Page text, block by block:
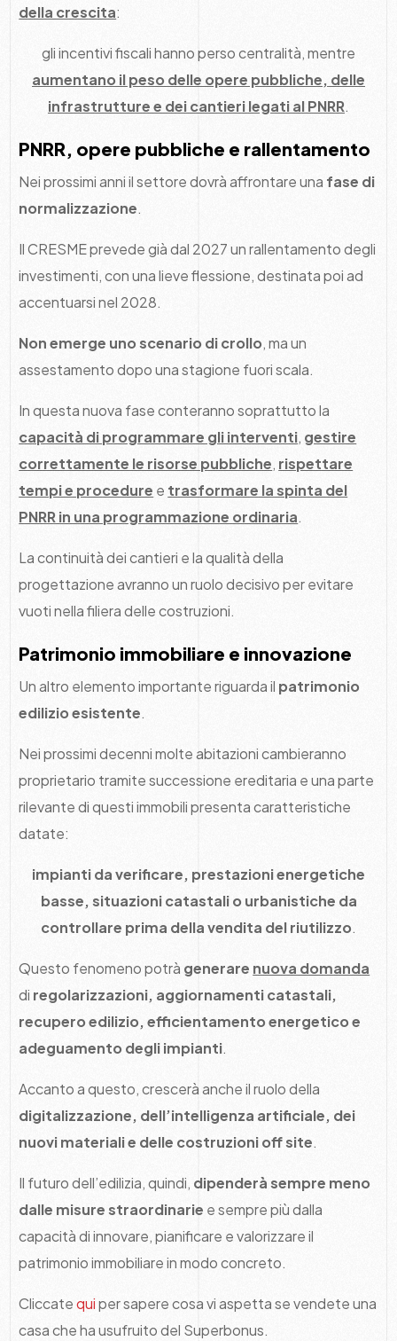
della crescita:
gli incentivi fiscali hanno perso centralità, mentre
aumentano il peso delle opere pubbliche, delle
infrastrutture e dei cantieri legati al PNRR.
PNRR, opere pubbliche e rallentamento
Nei prossimi anni il settore dovrà affrontare una fase di
normalizzazione.
Il CRESME prevede già dal 2027 un rallentamento degli
investimenti, con una lieve flessione, destinata poi ad
accentuarsi nel 2028.
Non emerge uno scenario di crollo, ma un
assestamento dopo una stagione fuori scala.
In questa nuova fase conteranno soprattutto la
capacità di programmare gli interventi, gestire
correttamente le risorse pubbliche, rispettare
tempi e procedure e trasformare la spinta del
PNRR in una programmazione ordinaria.
La continuità dei cantieri e la qualità della
progettazione avranno un ruolo decisivo per evitare
vuoti nella filiera delle costruzioni.
Patrimonio immobiliare e innovazione
Un altro elemento importante riguarda il patrimonio
edilizio esistente.
Nei prossimi decenni molte abitazioni cambieranno
proprietario tramite successione ereditaria e una parte
rilevante di questi immobili presenta caratteristiche
datate:
impianti da verificare, prestazioni energetiche
basse, situazioni catastali o urbanistiche da
controllare prima della vendita del riutilizzo.
Questo fenomeno potrà generare nuova domanda
di regolarizzazioni, aggiornamenti catastali,
recupero edilizio, efficientamento energetico e
adeguamento degli impianti.
Accanto a questo, crescerà anche il ruolo della
digitalizzazione, dell’intelligenza artificiale, dei
nuovi materiali e delle costruzioni off site.
Il futuro dell’edilizia, quindi, dipenderà sempre meno
dalle misure straordinarie e sempre più dalla
capacità di innovare, pianificare e valorizzare il
patrimonio immobiliare in modo concreto.
Cliccatequiper sapere cosa vi aspetta se vendete una
casa che ha usufruito del Superbonus.